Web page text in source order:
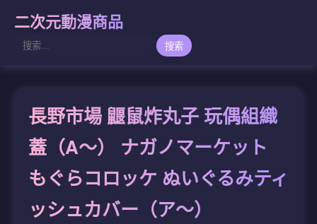
二次元動漫商品
搜索
長野市場 鼴鼠炸丸子 玩偶組織
蓋（A〜） ナガノマーケット
もぐらコロッケ ぬいぐるみティ
ッシュカバー（ア～）